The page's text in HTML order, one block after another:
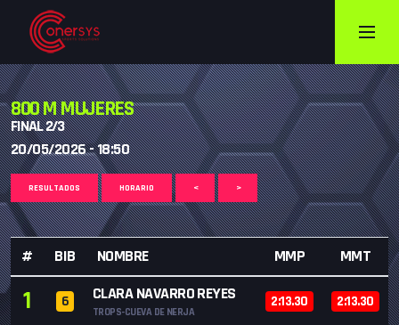
800 M MUJERES
FINAL 2/3
20/05/2026 - 18:50
RESULTADOS HORARIO < >
# BIB NOMBRE MMP MMT
1 6 CLARA NAVARRO REYES
TROPS-CUEVA DE NERJA
2:13.30 2:13.30